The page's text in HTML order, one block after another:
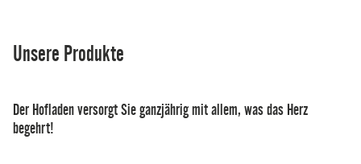
Unsere Produkte
Der Hofladen versorgt Sie ganzjährig mit allem, was das Herz
begehrt!